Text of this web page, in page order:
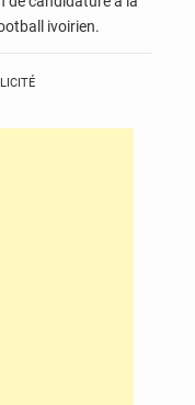
ivoirien.